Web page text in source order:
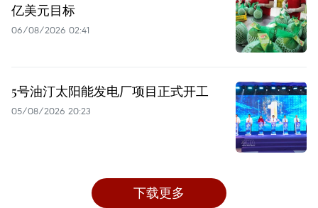
亿美元目标
06/08/2026 02:41
5号油汀太阳能发电厂项目正式开工
05/08/2026 20:23
下载更多